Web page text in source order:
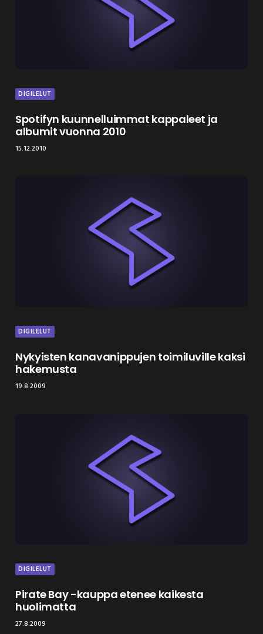
DIGILELUT
Spotifyn kuunnelluimmat kappaleet ja
albumit vuonna 2010
15.12.2010
DIGILELUT
Nykyisten kanavanippujen toimiluville kaksi
hakemusta
19.8.2009
DIGILELUT
Pirate Bay -kauppa etenee kaikesta
huolimatta
27.8.2009